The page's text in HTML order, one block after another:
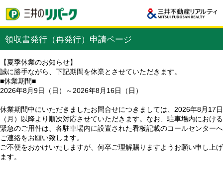
領収書発行（再発行）申請ページ
【夏季休業のお知らせ】
誠に勝手ながら、下記期間を休業とさせていただきます。
■休業期間■
2026年8月9日（日）～2026年8月16日（日）
休業期間中にいただきましたお問合せにつきましては、2026年8月17日
（月）以降より順次対応させていただきます。なお、駐車場内における
緊急のご用件は、各駐車場内に設置された看板記載のコールセンターへ
ご連絡をお願い致します。
ご不便をおかけいたしますが、何卒ご理解賜りますようお願い申し上げ
ます。